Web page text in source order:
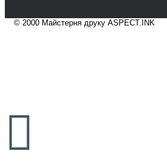
© 2000 Майстерня друку ASPECT.INK